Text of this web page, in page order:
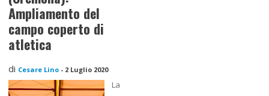
Ampliamento del
campo coperto di
atletica
di Cesare Lino - 2 Luglio 2020
La